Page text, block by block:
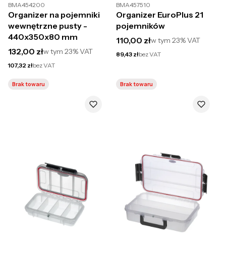
BMA454200
Organizer na pojemniki
wewnętrzne pusty -
440x350x80 mm
Cena brutto
132,00 złw tym 23%VAT
Cena netto
107,32 złbez VAT
Brak towaru
BMA457510
Organizer EuroPlus 21
pojemników
Cena brutto
110,00 złw tym23%VAT
Cena netto
89,43 złbez VAT
Brak towaru